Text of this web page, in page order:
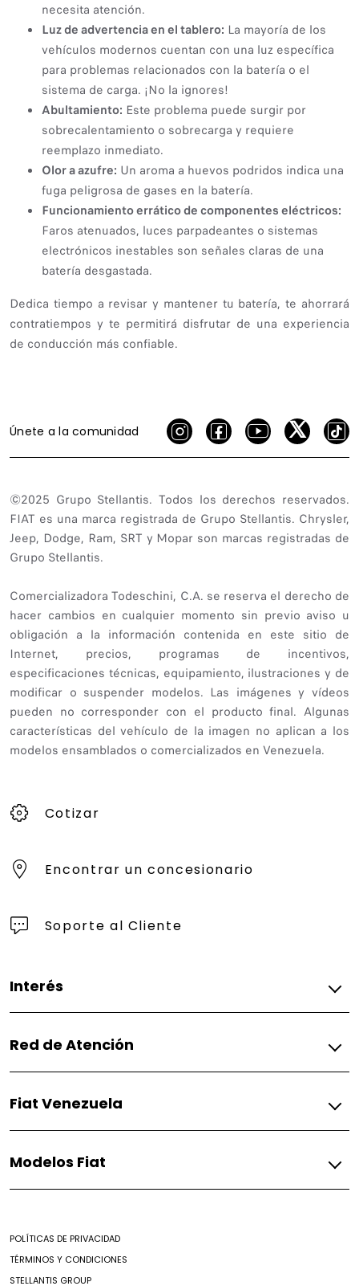
necesita atención.
Luz de advertencia en el tablero: La mayoría de los
vehículos modernos cuentan con una luz específica
para problemas relacionados con la batería o el
sistema de carga. ¡No la ignores!
Abultamiento: Este problema puede surgir por
sobrecalentamiento o sobrecarga y requiere
reemplazo inmediato.
Olor a azufre: Un aroma a huevos podridos indica una
fuga peligrosa de gases en la batería.
Funcionamiento errático de componentes eléctricos:
Faros atenuados, luces parpadeantes o sistemas
electrónicos inestables son señales claras de una
batería desgastada.
Dedica tiempo a revisar y mantener tu batería, te ahorrará
contratiempos y te permitirá disfrutar de una experiencia
de conducción más confiable.
Únete a la comunidad
©2025 Grupo Stellantis. Todos los derechos reservados.
FIAT es una marca registrada de Grupo Stellantis. Chrysler,
Jeep, Dodge, Ram, SRT y Mopar son marcas registradas de
Grupo Stellantis.
Comercializadora Todeschini, C.A. se reserva el derecho de
hacer cambios en cualquier momento sin previo aviso u
obligación a la información contenida en este sitio de
Internet, precios, programas de incentivos,
especificaciones técnicas, equipamiento, ilustraciones y de
modificar o suspender modelos. Las imágenes y vídeos
pueden no corresponder con el producto final. Algunas
características del vehículo de la imagen no aplican a los
modelos ensamblados o comercializados en Venezuela.
Cotizar
Encontrar un concesionario
Soporte al Cliente
Interés
Red de Atención
Fiat Venezuela
Modelos Fiat
Argo Trekking
Cronos
Mobi Trekking
POLÍTICAS DE PRIVACIDAD
TÉRMINOS Y CONDICIONES
STELLANTIS GROUP